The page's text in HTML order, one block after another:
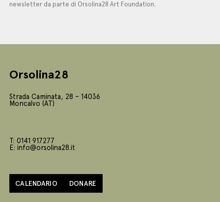
newsletter da parte di Orsolina28 Art Foundation.
Orsolina28
Strada Caminata, 28 – 14036
Moncalvo (AT)
T: 0141 917277
E: info@orsolina28.it
CALENDARIO DONARE